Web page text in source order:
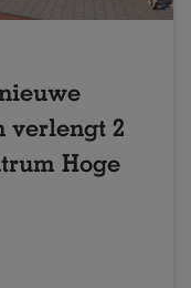
verlengt 2
Hoge